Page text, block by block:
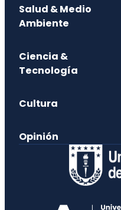
Salud & Medio
Ambiente
Ciencia &
Tecnología
Cultura
Opinión